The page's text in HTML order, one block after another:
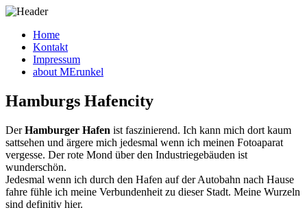
Home
Kontakt
Impressum
about MErunkel
Hamburgs Hafencity
DerHamburger Hafen ist faszinierend. Ich kann mich dort kaum
sattsehen und ärgere mich jedesmal wenn ich meinen Fotoaparat
vergesse. Der rote Mond über den Industriegebäuden ist
wunderschön.
Jedesmal wenn ich durch den Hafen auf der Autobahn nach Hause
fahre fühle ich meine Verbundenheit zu dieser Stadt. Meine Wurzeln
sind definitiv hier.